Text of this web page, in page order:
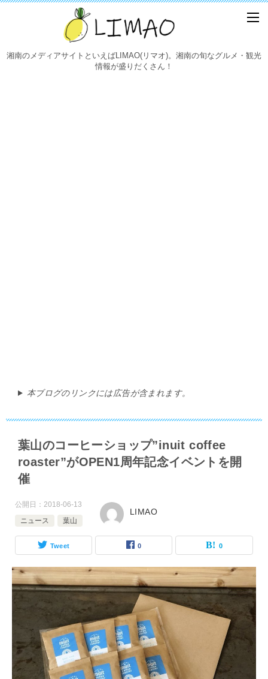
湘南のメディアサイトといえばLIMAO(リマオ)。湘南の旬なグルメ・観光
情報が盛りだくさん！
本ブログのリンクには広告が含まれます。
葉山のコーヒーショップ”inuit coffee
roaster”がOPEN1周年記念イベントを開
催
公開日： 2018-06-13
ニュース
葉山
LIMAO
Tweet 0 0